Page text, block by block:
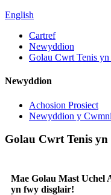
English
Cartref
Newyddion
Golau Cwrt Tenis yn
Newyddion
Achosion Prosiect
Newyddion y Cwmni
Golau Cwrt Tenis yn
Mae Golau Mast Uchel
yn fwy disglair!